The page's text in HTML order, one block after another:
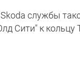
службы
Сити" к кольцу